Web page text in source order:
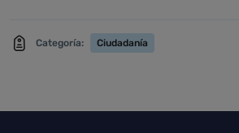
Categoría: Ciudadanía